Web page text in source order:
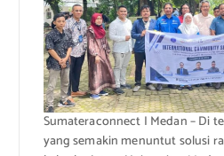
Sumateraconnect I Medan – Di
yang semakin menuntut solusi